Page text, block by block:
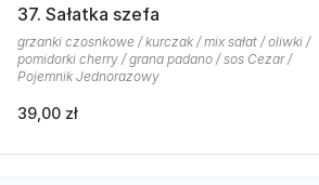
37. Sałatka szefa
grzanki czosnkowe / kurczak / mix sałat / oliwki /
pomidorki cherry / grana padano / sos Cezar /
Pojemnik Jednorazowy
39,00 zł